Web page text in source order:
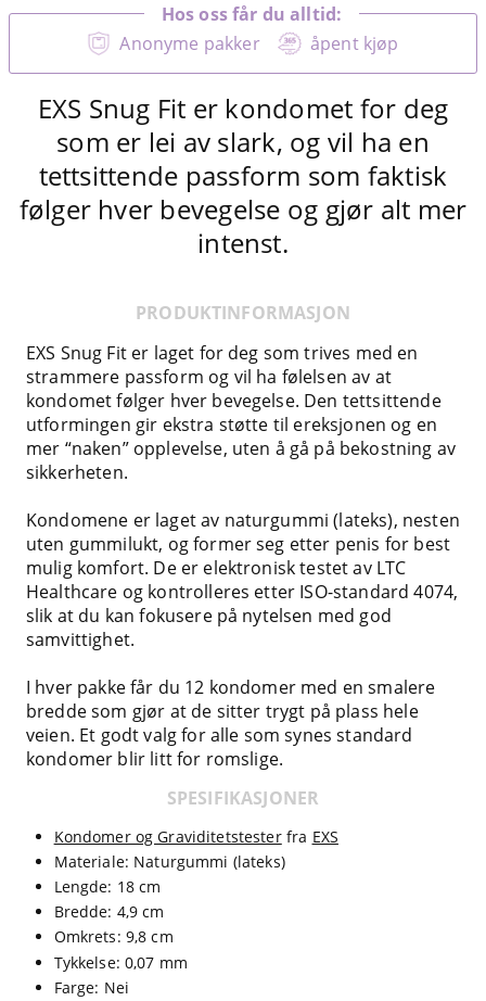
Anonyme pakker åpent kjøp
Hos oss får du alltid:
EXS Snug Fit er kondomet for deg
som er lei av slark, og vil ha en
tettsittende passform som faktisk
følger hver bevegelse og gjør alt mer
intenst.
PRODUKTINFORMASJON
EXS Snug Fit er laget for deg som trives med en
strammere passform og vil ha følelsen av at
kondomet følger hver bevegelse. Den tettsittende
utformingen gir ekstra støtte til ereksjonen og en
mer “naken” opplevelse, uten å gå på bekostning av
sikkerheten.
Kondomene er laget av naturgummi (lateks), nesten
uten gummilukt, og former seg etter penis for best
mulig komfort. De er elektronisk testet av LTC
Healthcare og kontrolleres etter ISO-standard 4074,
slik at du kan fokusere på nytelsen med god
samvittighet.
I hver pakke får du 12 kondomer med en smalere
bredde som gjør at de sitter trygt på plass hele
veien. Et godt valg for alle som synes standard
kondomer blir litt for romslige.
SPESIFIKASJONER
Kondomer og Graviditetstesterfra EXS
Materiale: Naturgummi (lateks)
Lengde: 18 cm
Bredde: 4,9 cm
Omkrets: 9,8 cm
Tykkelse: 0,07 mm
Farge: Nei